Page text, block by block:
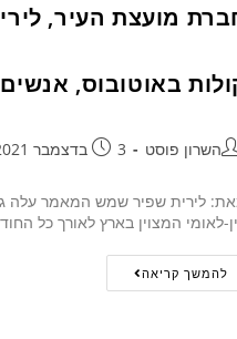
מועצת העיר,
באוטובוס,
השרון פוסט 3 בדצמבר 2021
לאומי המצוין בארץ לאורך כל
להמשך קריאה